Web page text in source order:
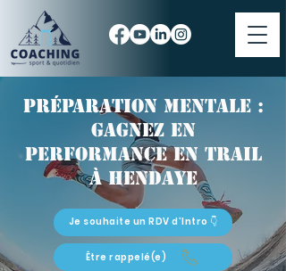
Préparation mentale :
gagnez en
performance en trail
à Hendaye
Je souhaite un RDV d'Intro 👇
Être rappelé(e)